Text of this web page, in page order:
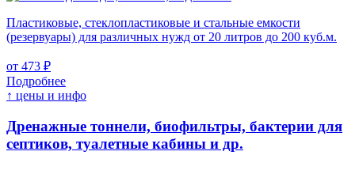
Пластиковые, стеклопластиковые и стальные емкости
(резервуары) для различных нужд от 20 литров до 200 куб.м.
от 473 ₽
Подробнее
↑ цены и инфо
Дренажные тоннели, биофильтры, бактерии для
септиков, туалетные кабины и др.